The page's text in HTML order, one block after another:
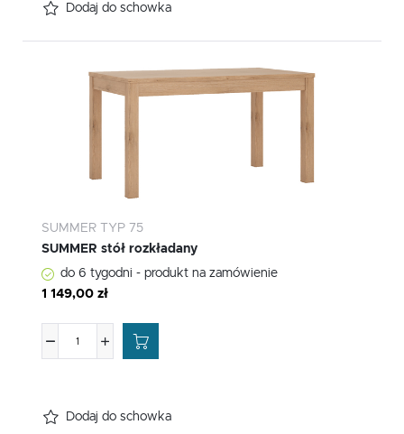
Dodaj do schowka
SUMMER TYP 75
SUMMER stół rozkładany
do 6 tygodni - produkt na zamówienie
1 149,00 zł
Dodaj do schowka